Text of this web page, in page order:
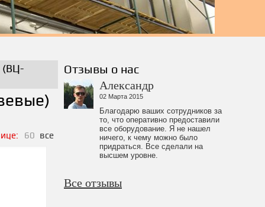
(ВЦ-
60 все
Отзывы о нас
Александр
02 Марта 2015
Благодарю ваших сотрудников за
то, что оперативно предоставили
все оборудование. Я не нашел
ничего, к чему можно было
придраться. Все сделали на
высшем уровне.
Все отзывы